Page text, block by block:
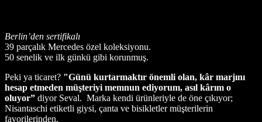
Berlin’den sertifikalı
39 parçalık Mercedes özel koleksiyonu.
50 senelik ve ilk günkü gibi korunmuş.
Peki ya ticaret? "Günü kurtarmaktır önemli olan, kâr marjını
hesap etmeden müşteriyi memnun ediyorum, asıl kârım o
oluyor” diyor Seval. Marka kendi ürünleriyle de öne çıkıyor;
Nisantaschi etiketli giysi, çanta ve bisikletler müşterilerin
favorilerinden.